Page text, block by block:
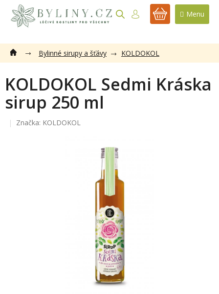
obsah
NÁKUPNÍ
Bylinné sirupy a šťávy KOLDOKOL
KOLDOKOL Sedmi Kráska
sirup 250 ml
Značka: KOLDOKOL